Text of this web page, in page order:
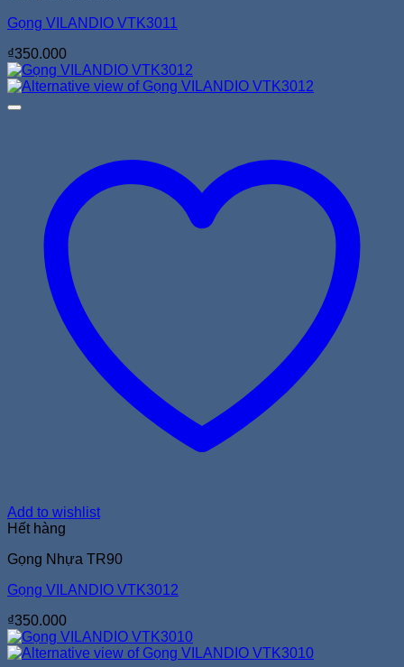
Gọng VILANDIO VTK3011
₫350.000
Add to wishlist
Hết hàng
Gọng Nhựa TR90
Gọng VILANDIO VTK3012
₫350.000